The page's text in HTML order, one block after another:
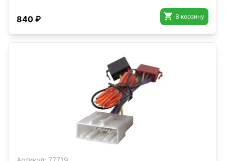
840 ₽  В корзину